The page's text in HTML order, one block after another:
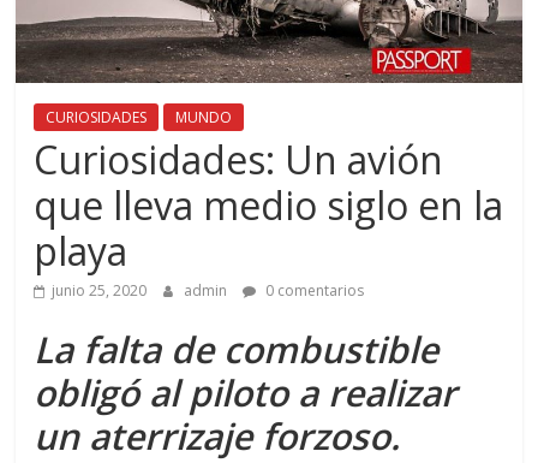
CURIOSIDADES MUNDO
Curiosidades: Un avión
que lleva medio siglo en la
playa
junio 25, 2020 admin 0 comentarios
La falta de combustible
obligó al piloto a realizar
un aterrizaje forzoso.